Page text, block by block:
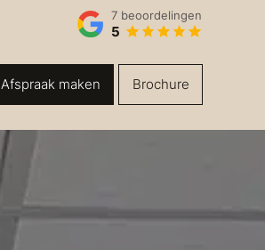
7 beoordelingen
5
Afspraak maken Brochure